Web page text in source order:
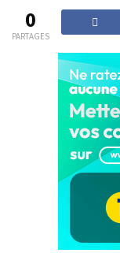
0
PARTAGES